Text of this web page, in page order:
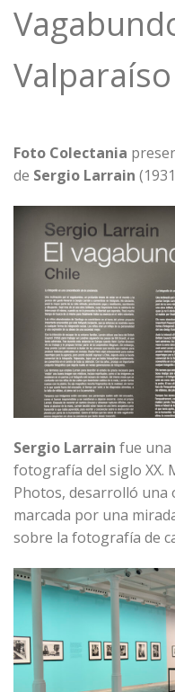
Valparaíso
Foto Colectania
de Sergio Larrain
Sergio Larrain fue
fotografía del siglo XX.
Photos, desarrolló
marcada por una
sobre la fotografía de